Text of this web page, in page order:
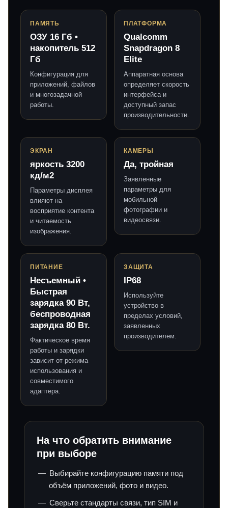
ПАМЯТЬ
ОЗУ 16 Гб •
накопитель 512
Гб
Конфигурация для
приложений, файлов
и многозадачной
работы.
ПЛАТФОРМА
Qualcomm
Snapdragon 8
Elite
Аппаратная основа
определяет скорость
интерфейса и
доступный запас
производительности.
ЭКРАН
яркость 3200
кд/м2
Параметры дисплея
влияют на
восприятие контента
и читаемость
изображения.
КАМЕРЫ
Да, тройная
Заявленные
параметры для
мобильной
фотографии и
видеосвязи.
ПИТАНИЕ
Несъемный •
Быстрая
зарядка 90 Вт,
беспроводная
зарядка 80 Вт.
Фактическое время
работы и зарядки
зависит от режима
использования и
совместимого
адаптера.
ЗАЩИТА
IP68
Используйте
устройство в
пределах условий,
заявленных
производителем.
На что обратить внимание
при выборе
Выбирайте конфигурацию памяти под
объём приложений, фото и видео.
Сверьте стандарты связи, тип SIM и